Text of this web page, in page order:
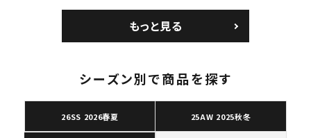
人気ワード 2026SS 2025AW 2025SS
Tシャツ・ロングスリーブ
ショルダー・ウエストバッグ
ボックスロゴ ブラックスウェット
カー ホワイト 白
ムグッドイナフ ナイキ
エアフォース１スニー
ト
もっと見る
シーズン別で商品を探す
26SS 2026春夏 25AW 2025秋冬